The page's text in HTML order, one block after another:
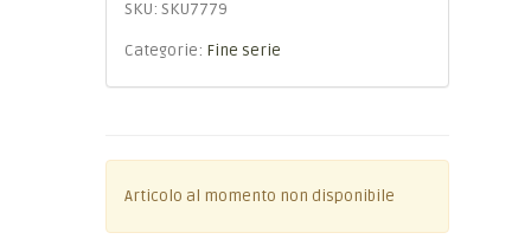
SKU: SKU7779
Categorie: Fine serie
Articolo al momento non disponibile